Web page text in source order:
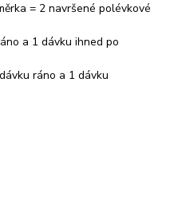
= 2 navršené polévkové
a 1 dávku ihned po
ráno a 1 dávku